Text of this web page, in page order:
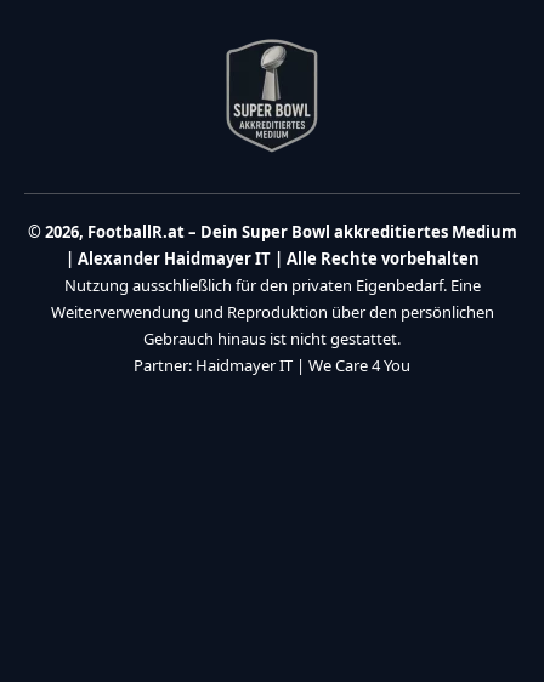
© 2026, FootballR.at – Dein Super Bowl akkreditiertes Medium
| Alexander Haidmayer IT | Alle Rechte vorbehalten
Nutzung ausschließlich für den privaten Eigenbedarf. Eine
Weiterverwendung und Reproduktion über den persönlichen
Gebrauch hinaus ist nicht gestattet.
Partner: Haidmayer IT | We Care 4 You